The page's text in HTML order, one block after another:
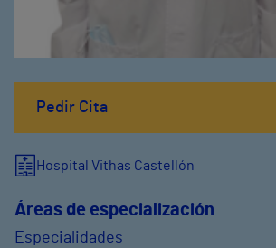
Pedir Cita
Hospital Vithas Castellón
Áreas de especialización
Especialidades